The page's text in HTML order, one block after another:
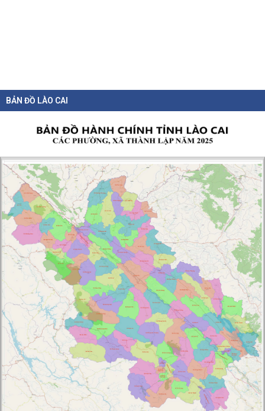
BẢN ĐỒ LÀO CAI